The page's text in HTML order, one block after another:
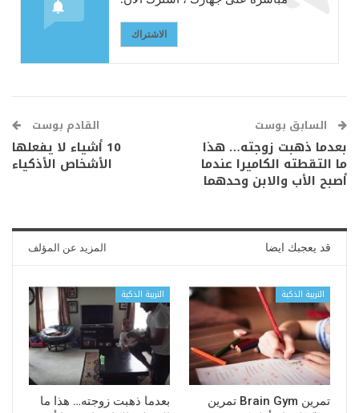
الاشتراك
السابق بوست
بعدما ذهبت زوجته… هذا
ما التقطته الكاميرا عندما
أصبح الأب والابن وحدهما
القادم بوست
10 أشياء لا يفعلها
الأشخاص الأذكياء
قد يعجبك ايضا المزيد عن المؤلف
التربية الذكية
تمرين Brain Gym تمرين
التربية الذكية
بعدما ذهبت زوجته… هذا ما